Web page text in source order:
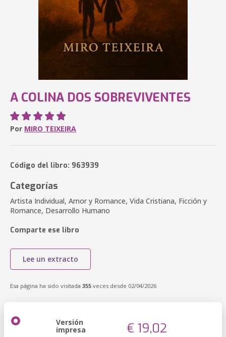
A COLINA DOS SOBREVIVENTES
Por MIRO TEIXEIRA
Código del libro: 963939
Categorías
Artista Individual, Amor y Romance, Vida Cristiana, Ficción y
Romance, Desarrollo Humano
Comparte ese libro
Lee un extracto
Esa página ha sido visitada 355 veces desde 02/04/2026
Versión
impresa € 19,02